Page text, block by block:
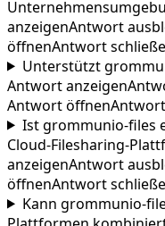
anzeigenAntwort
öffnenAntwort
Unterstützt
Antwort anzeigen
Antwort öffnen
Ist grommunio-files
Cloud-Filesharing-
anzeigenAntwort
öffnenAntwort
Kann grommunio-